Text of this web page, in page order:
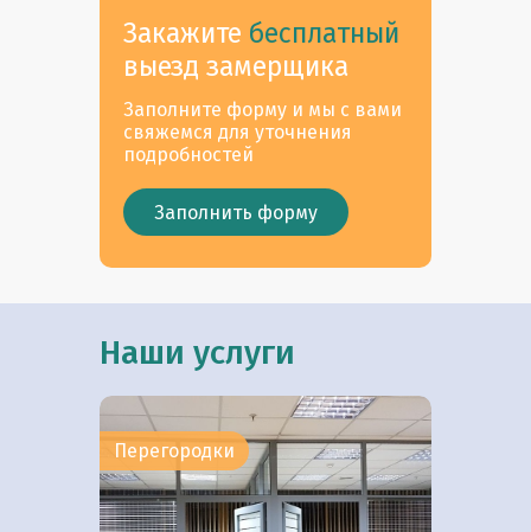
Закажите бесплатный
выезд замерщика
Заполните форму и мы с вами
свяжемся для уточнения
подробностей
Заполнить форму
Наши услуги
Перегородки